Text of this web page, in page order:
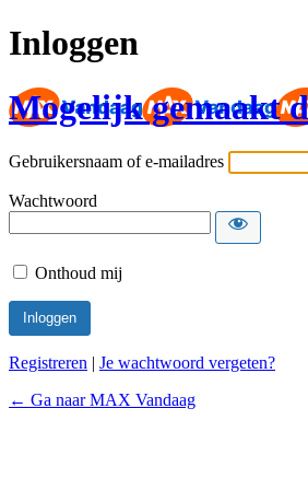
Inloggen
Mogelijk gemaakt
Gebruikersnaam of e-mailadres
Wachtwoord
Onthoud mij
Registreren | Je wachtwoord vergeten?
← Ga naar MAX Vandaag